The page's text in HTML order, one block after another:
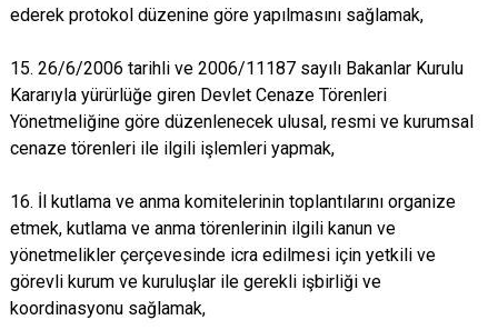
ederek protokol düzenine göre yapılmasını sağlamak,
15. 26/6/2006 tarihli ve 2006/11187 sayılı Bakanlar Kurulu
Kararıyla yürürlüğe giren Devlet Cenaze Törenleri
Yönetmeliğine göre düzenlenecek ulusal, resmi ve kurumsal
cenaze törenleri ile ilgili işlemleri yapmak,
16. İl kutlama ve anma komitelerinin toplantılarını organize
etmek, kutlama ve anma törenlerinin ilgili kanun ve
yönetmelikler çerçevesinde icra edilmesi için yetkili ve
görevli kurum ve kuruluşlar ile gerekli işbirliği ve
koordinasyonu sağlamak,